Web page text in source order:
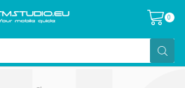
0
input